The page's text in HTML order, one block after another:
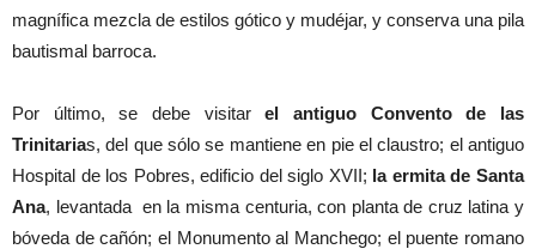
magnífica mezcla de estilos gótico y mudéjar, y conserva una pila
bautismal barroca.
Por último, se debe visitarel antiguo Convento de las
Trinitarias, del que sólo se mantiene en pie el claustro; el antiguo
Hospital de los Pobres, edificio del siglo XVII; la ermita de Santa
Ana, levantada en la misma centuria, con planta de cruz latina y
bóveda de cañón; el Monumento al Manchego; el puente romano